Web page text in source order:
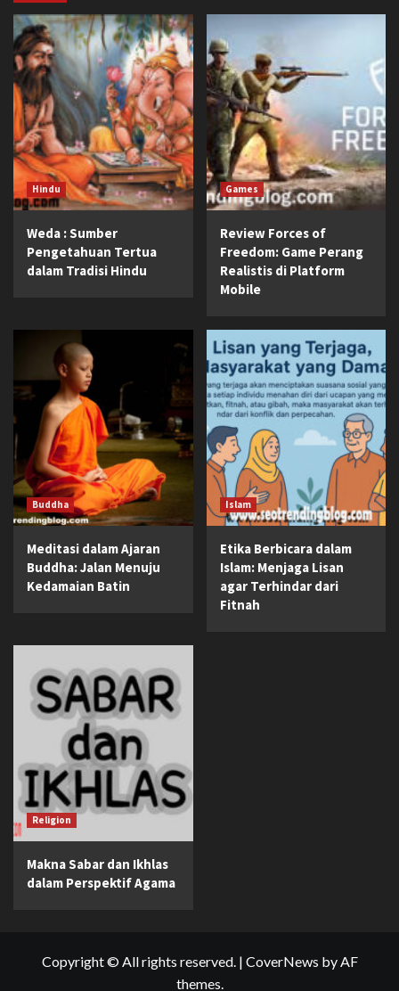
Hindu
Weda : Sumber
Pengetahuan Tertua
dalam Tradisi Hindu
Games
Review Forces of
Freedom: Game Perang
Realistis di Platform
Mobile
Buddha
Meditasi dalam Ajaran
Buddha: Jalan Menuju
Kedamaian Batin
Islam
Etika Berbicara dalam
Islam: Menjaga Lisan
agar Terhindar dari
Fitnah
Religion
Makna Sabar dan Ikhlas
dalam Perspektif Agama
Copyright © All rights reserved. | CoverNews by AF
themes.